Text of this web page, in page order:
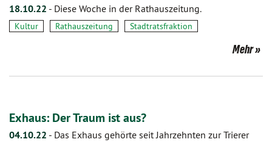
18.10.22 - Diese Woche in der Rathauszeitung.
Kultur Rathauszeitung Stadtratsfraktion
Mehr
Exhaus: Der Traum ist aus?
04.10.22 - Das Exhaus gehörte seit Jahrzehnten zur Trierer